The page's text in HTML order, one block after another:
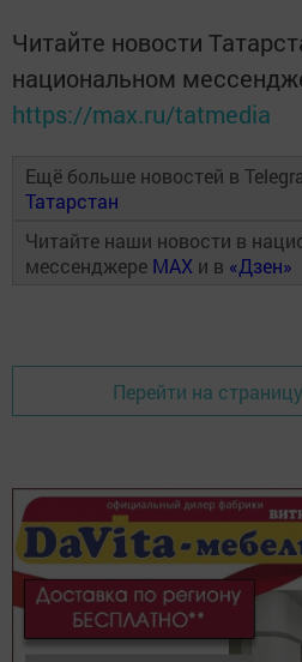
Читайте новости
национальном
https://max.ru/tatmedia
Ещё больше новостей в
Татарстан
Читайте наши новости в
мессенджере MAX и в «Дзен»
Перейти на